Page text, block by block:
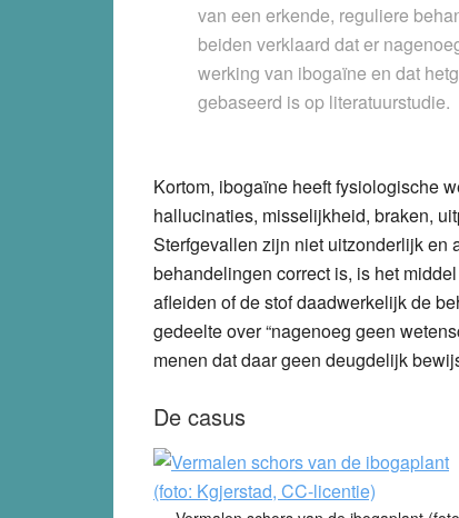
van een erkende, reguliere
beiden verklaard dat er
werking van ibogaïne en dat
gebaseerd is op literatuurstudie.
Kortom, ibogaïne heeft fysiologische
hallucinaties, misselijkheid, braken,
Sterfgevallen zijn niet uitzonderlijk en
behandelingen correct is, is het
afleiden of de stof daadwerkelijk de
gedeelte over “nagenoeg geen
menen dat daar geen deugdelijk
De casus